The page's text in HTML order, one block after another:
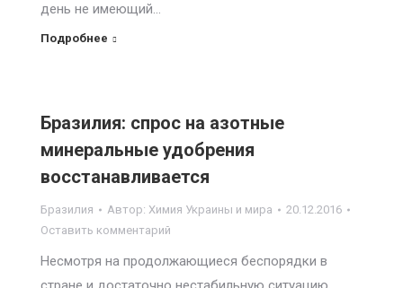
день не имеющий…
Подробнее
Бразилия: спрос на азотные
минеральные удобрения
восстанавливается
Бразилия Автор: Химия Украины и мира
20.12.2016
Оставить комментарий
Несмотря на продолжающиеся беспорядки в